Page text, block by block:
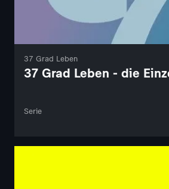
37 Grad Leben
37 Grad Leben - die
Serie